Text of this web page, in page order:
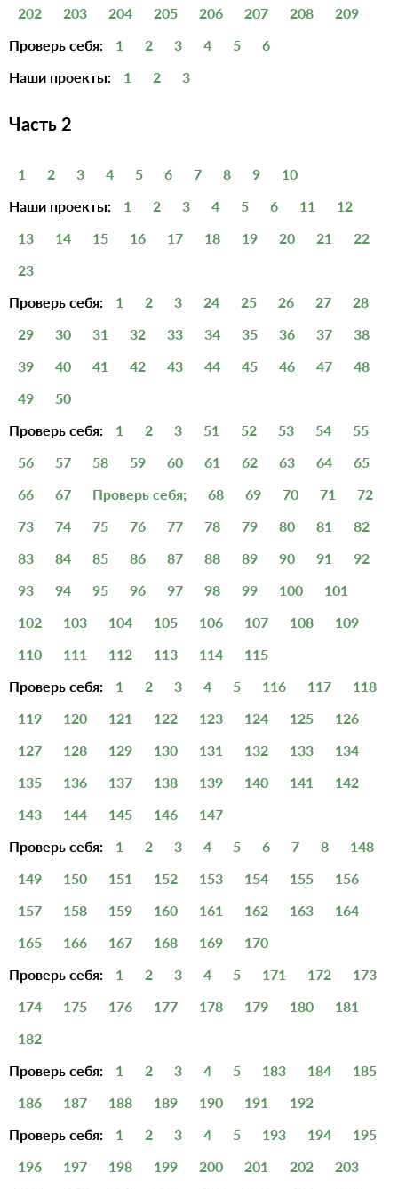
202 203 204 205 206 207 208
209
Проверь себя:
1 2 3 4 5
6
Наши проекты:
1 2 3
Часть 2
1 2 3 4 5 6 7 8 9
10
Наши проекты:
1 2 3 4 5 6 11
12
13
14 15 16 17 18 19 20 21
22
23
Проверь себя:
1 2 3 24 25 26 27
28
29
30 31 32 33 34 35 36 37
38
39
40 41 42 43 44 45 46 47
48
49
50
Проверь себя:
1 2 3 51 52 53 54
55
56
57 58 59 60 61 62 63 64
65
66
67 Проверь себя; 68 69 70 71
72
73
74 75 76 77 78 79 80 81
82
83
84 85 86 87 88 89 90 91
92
93
94 95 96 97 98 99 100
101
102
103 104 105 106 107 108
109
110
111 112 113 114
115
Проверь себя:
1 2 3 4 5 116 117
118
119
120 121 122 123 124 125
126
127
128 129 130 131 132 133
134
135
136 137 138 139 140 141
142
143
144 145 146
147
Проверь себя:
1 2 3 4 5 6 7 8
148
149
150 151 152 153 154 155
156
157
158 159 160 161 162 163
164
165
166 167 168 169
170
Проверь себя:
1 2 3 4 5 171 172
173
174
175 176 177 178 179 180
181
182
Проверь себя:
1 2 3 4 5 183 184
185
186
187 188 189 190 191
192
Проверь себя:
1 2 3 4 5 193 194
195
196
197 198 199 200 201 202
203